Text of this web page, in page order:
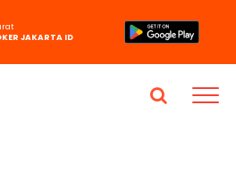
JAKARTA ID